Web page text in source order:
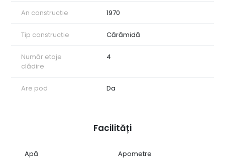
An construcție 1970
Tip construcție Cărămidă
Număr etaje
clădire
4
Are pod Da
Facilități
Apă
Apometre